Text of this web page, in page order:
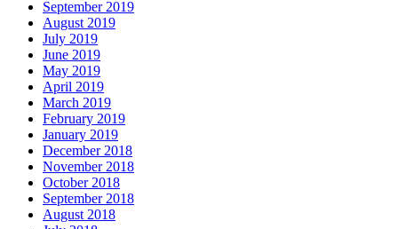
September 2019
August 2019
July 2019
June 2019
May 2019
April 2019
March 2019
February 2019
January 2019
December 2018
November 2018
October 2018
September 2018
August 2018